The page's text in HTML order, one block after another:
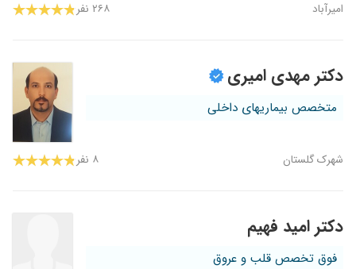
امیرآباد ۲۶۸ نفر
دکتر مهدی امیری
متخصص بیماریهای داخلی
شهرک گلستان ۸ نفر
دکتر امید فهیم
فوق تخصص قلب و عروق